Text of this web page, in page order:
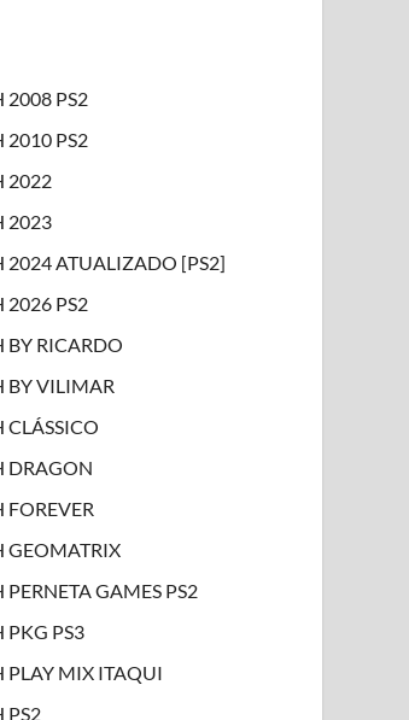
2008 PS2
2010 PS2
2022
2023
2024 ATUALIZADO [PS2]
2026 PS2
BY RICARDO
BY VILIMAR
CLÁSSICO
DRAGON
FOREVER
GEOMATRIX
GAMES PS2
PKG PS3
PLAY MIX ITAQUI
PS2